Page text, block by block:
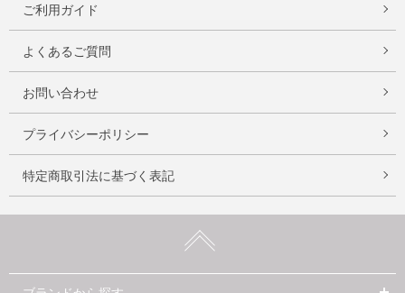
ご利用ガイド
よくあるご質問
お問い合わせ
プライバシーポリシー
特定商取引法に基づく表記